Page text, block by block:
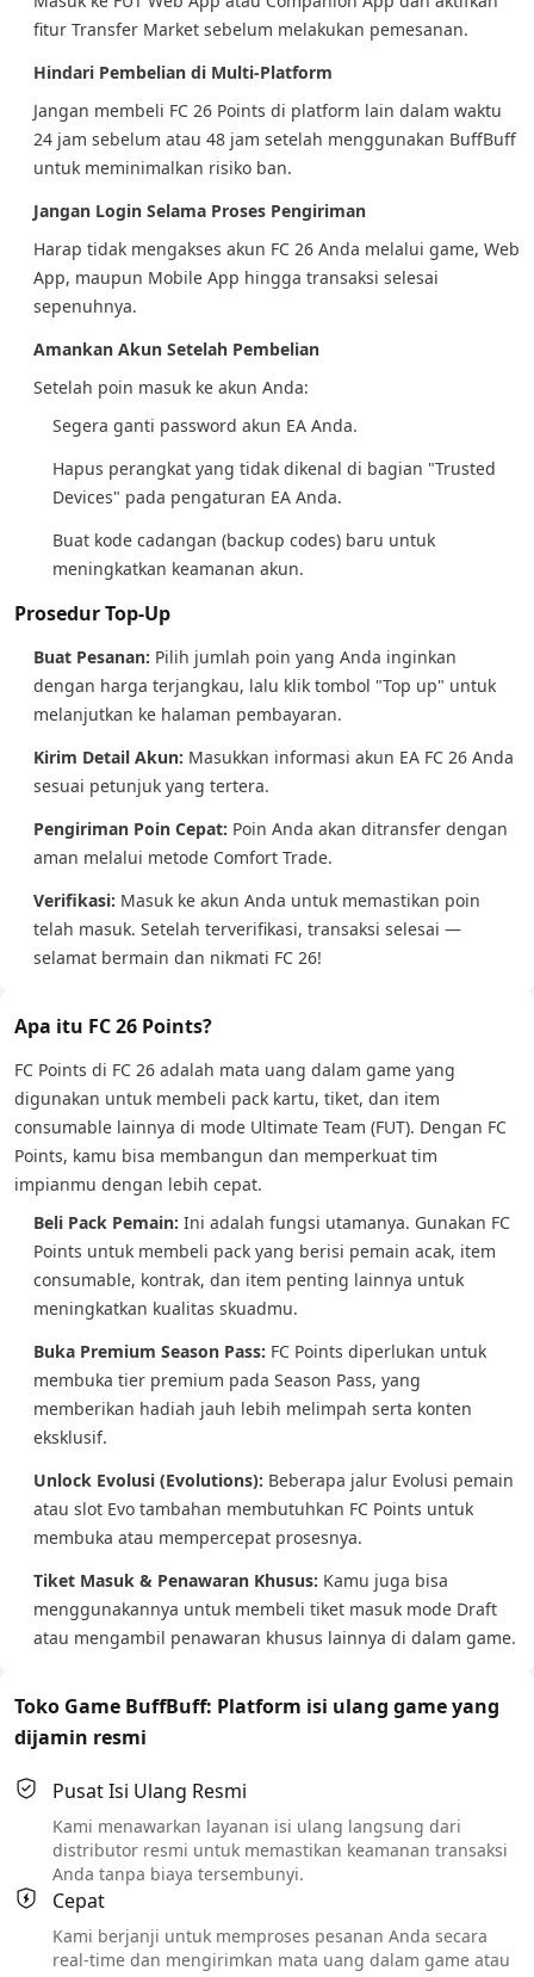
fitur Transfer Market sebelum melakukan pemesanan.
Hindari Pembelian di Multi-Platform
Jangan membeli FC 26 Points di platform lain dalam waktu
24 jam sebelum atau 48 jam setelah menggunakan BuffBuff
untuk meminimalkan risiko ban.
Jangan Login Selama Proses Pengiriman
Harap tidak mengakses akun FC 26 Anda melalui game, Web
App, maupun Mobile App hingga transaksi selesai
sepenuhnya.
Amankan Akun Setelah Pembelian
Setelah poin masuk ke akun Anda:
Segera ganti password akun EA Anda.
Hapus perangkat yang tidak dikenal di bagian "Trusted
Devices" pada pengaturan EA Anda.
Buat kode cadangan (backup codes) baru untuk
meningkatkan keamanan akun.
Prosedur Top-Up
Buat Pesanan: Pilih jumlah poin yang Anda inginkan
dengan harga terjangkau, lalu klik tombol "Top up" untuk
melanjutkan ke halaman pembayaran.
Kirim Detail Akun: Masukkan informasi akun EA FC 26 Anda
sesuai petunjuk yang tertera.
Pengiriman Poin Cepat: Poin Anda akan ditransfer dengan
aman melalui metode Comfort Trade.
Verifikasi: Masuk ke akun Anda untuk memastikan poin
telah masuk. Setelah terverifikasi, transaksi selesai —
selamat bermain dan nikmati FC 26!
Apa itu FC 26 Points?
FC Points di FC 26 adalah mata uang dalam game yang
digunakan untuk membeli pack kartu, tiket, dan item
consumable lainnya di mode Ultimate Team (FUT). Dengan FC
Points, kamu bisa membangun dan memperkuat tim
impianmu dengan lebih cepat.
Beli Pack Pemain: Ini adalah fungsi utamanya. Gunakan FC
Points untuk membeli pack yang berisi pemain acak, item
consumable, kontrak, dan item penting lainnya untuk
meningkatkan kualitas skuadmu.
Buka Premium Season Pass: FC Points diperlukan untuk
membuka tier premium pada Season Pass, yang
memberikan hadiah jauh lebih melimpah serta konten
eksklusif.
Unlock Evolusi (Evolutions): Beberapa jalur Evolusi pemain
atau slot Evo tambahan membutuhkan FC Points untuk
membuka atau mempercepat prosesnya.
Tiket Masuk & Penawaran Khusus: Kamu juga bisa
menggunakannya untuk membeli tiket masuk mode Draft
atau mengambil penawaran khusus lainnya di dalam game.
Toko Game BuffBuff: Platform isi ulang game yang
dijamin resmi
Pusat Isi Ulang Resmi
Kami menawarkan layanan isi ulang langsung dari
distributor resmi untuk memastikan keamanan transaksi
Anda tanpa biaya tersembunyi.
Cepat
Kami berjanji untuk memproses pesanan Anda secara
real-time dan mengirimkan mata uang dalam game atau